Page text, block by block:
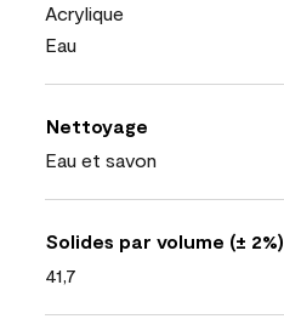
Acrylique
Eau
Nettoyage
Eau et savon
Solides par volume (± 2%)
41,7